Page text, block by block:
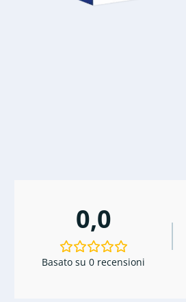
0,0
Basato su 0 recensioni